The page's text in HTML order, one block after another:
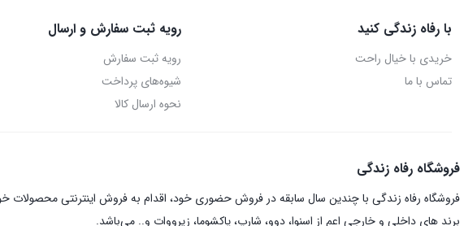
با رفاه زندگی کنید
خریدی با خیال راحت
تماس با ما
رویه ثبت سفارش و ارسال
رویه ثبت سفارش
شیوه‌های پرداخت
نحوه ارسال کالا
فروشگاه رفاه زندگی
فروشگاه رفاه زندگی با چندین سال سابقه در فروش حضوری خود، اقدام به فروش اینترنتی محصولات
برند های داخلی و خارجی اعم از اسنوا، دوو، شارپ، پاکشوما، زیرووات و.. می‌باشد.